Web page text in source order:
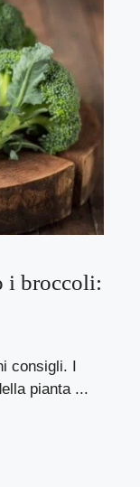
i broccoli:
consigli. I
pianta ...